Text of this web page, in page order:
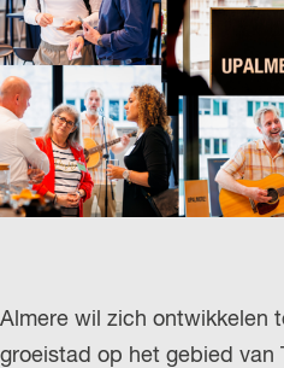
u
i
d
i
g
e
a
l
H
P
G
E
Almere wil zich ontwikkelen
groeistad op het gebied van